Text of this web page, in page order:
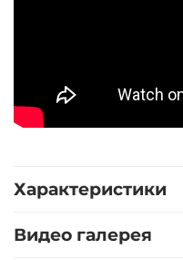
Характеристики
Видео галерея